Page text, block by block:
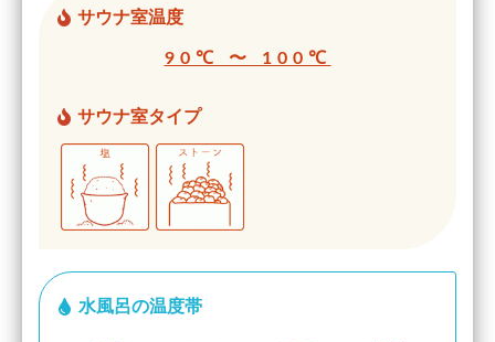
サウナ室温度
90℃ 〜 100℃
サウナ室タイプ
水風呂の温度帯